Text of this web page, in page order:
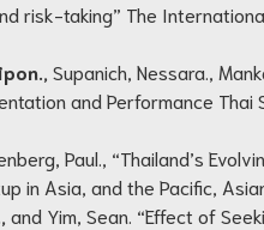
risk-taking” The
Supanich, Nessara.,
and Performance
Paul., “Thailand’s
in Asia, and the Pacific,
and Yim, Sean. “Effect of